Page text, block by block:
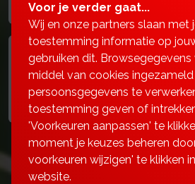
Uitleg video's
Hoe gaat een
Voor je verder gaat...
Wij en onze partners slaan met
toestemming informatie op
gebruiken dit.
middel van cookies
persoonsgegevens te
toestemming geven of
'Voorkeuren aanpassen' te
moment je keuzes beheren
voorkeuren wijzigen' te klikken
website.